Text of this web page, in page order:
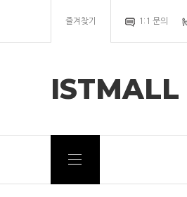
즐겨찾기 1:1 문의
ISTMALL